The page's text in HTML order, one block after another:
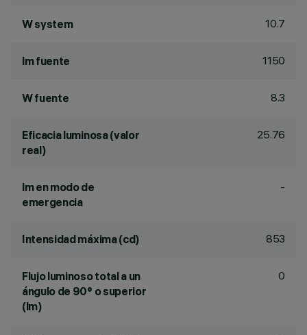
W system 10.7
lm fuente 1150
W fuente 8.3
Eficacia luminosa (valor
real)
25.76
lm en modo de
emergencia
-
Intensidad máxima (cd) 853
Flujo luminoso total a un
ángulo de 90° o superior
(lm)
0